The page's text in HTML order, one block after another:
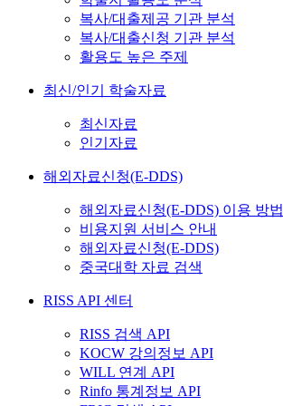
복사/대출제공 기관 분석
복사/대출신청 기관 분석
활용도 높은 주제
최신/인기 학술자료
최신자료
인기자료
해외자료신청(E-DDS)
해외자료신청(E-DDS) 이용 방법
비용지원 서비스 안내
해외자료신청(E-DDS)
중국대학 자료 검색
RISS API 센터
RISS 검색 API
KOCW 강의정보 API
WILL 연계 API
Rinfo 통계정보 API